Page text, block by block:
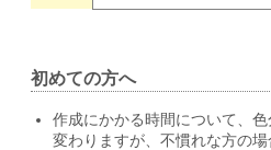
初めての方へ
作成にかかる時間について、
変わりますが、不慣れな方の